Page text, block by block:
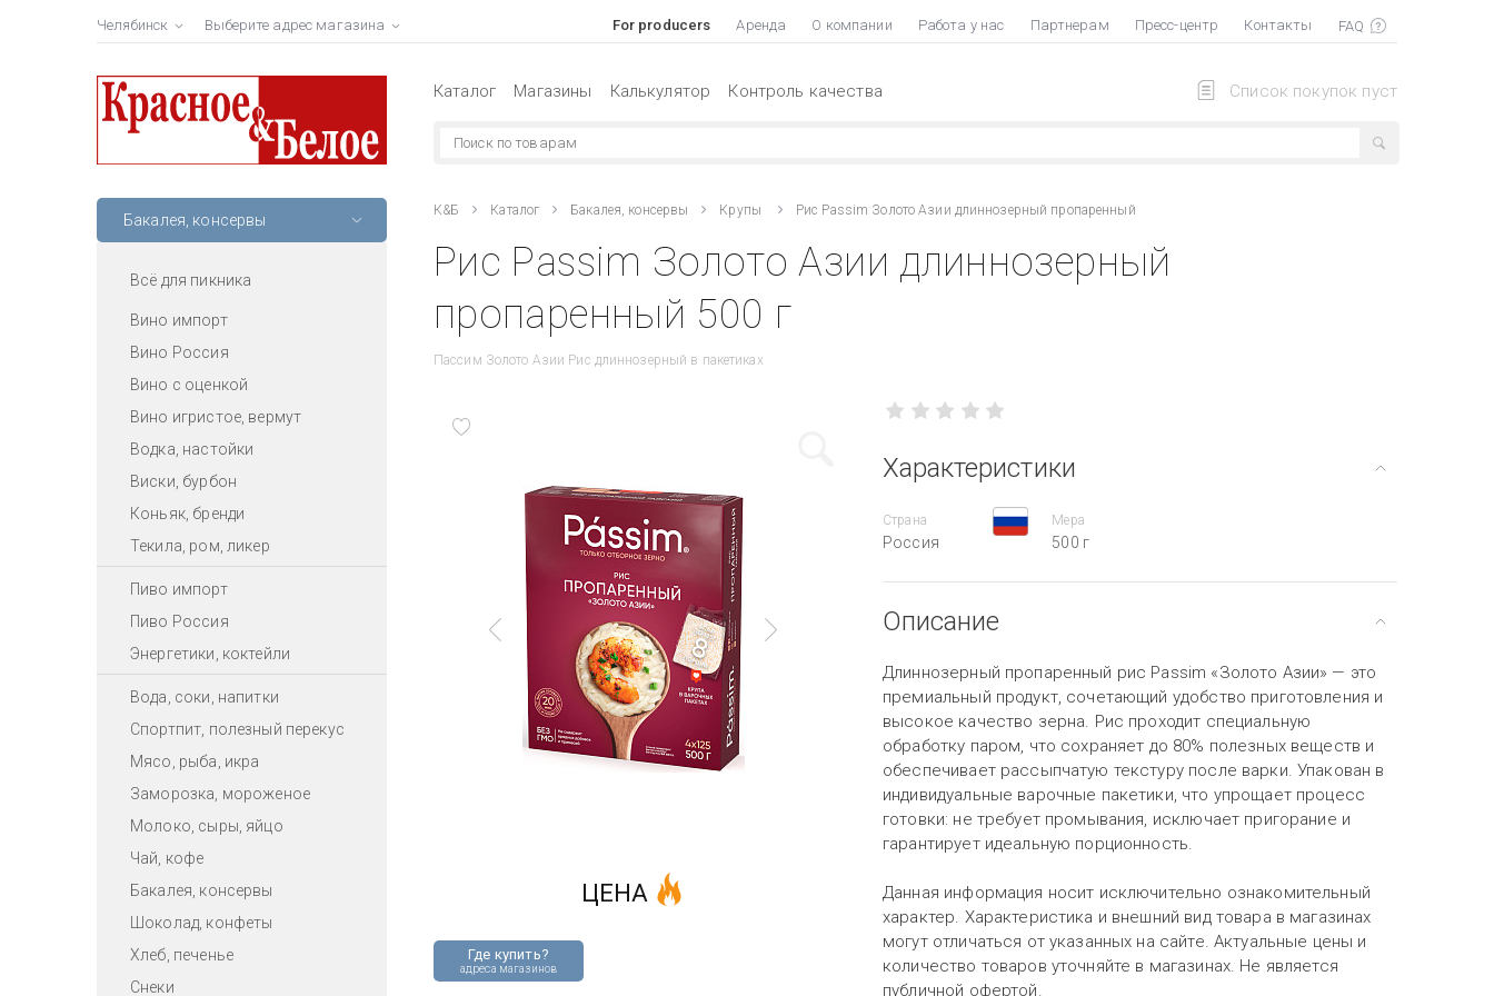
Челябинск Выберите адрес магазина For producers Аренда О компании Работа у нас Партнерам Пресс-центр Контакты
Список покупок пуст
Каталог Магазины Калькулятор Контроль качества
Бакалея, консервы
Всё для пикника
Вино импорт
Вино Россия
Вино с оценкой
Вино игристое, вермут
Водка, настойки
Виски, бурбон
Коньяк, бренди
Текила, ром, ликер
Пиво импорт
Пиво Россия
Энергетики, коктейли
Вода, соки, напитки
Спортпит, полезный перекус
Мясо, рыба, икра
Заморозка, мороженое
Молоко, сыры, яйцо
Чай, кофе
Бакалея, консервы
Шоколад, конфеты
Хлеб, печенье
Снеки
К&Б Каталог Бакалея, консервы Крупы Рис Passim Золото Азии длиннозерный пропаренный
Рис Passim Золото Азии длиннозерный
пропаренный 500 г
Пассим Золото Азии Рис длиннозерный в пакетиках
Где купить?
адреса магазинов
ЦЕНА
Характеристики
Страна
Россия
Мера
500 г
Описание
Длиннозерный пропаренный рис Passim «Золото Азии» — это
премиальный продукт, сочетающий удобство приготовления и
высокое качество зерна. Рис проходит специальную
обработку паром, что сохраняет до 80% полезных веществ и
обеспечивает рассыпчатую текстуру после варки. Упакован в
индивидуальные варочные пакетики, что упрощает процесс
готовки: не требует промывания, исключает пригорание и
гарантирует идеальную порционность.
Данная информация носит исключительно ознакомительный
характер. Характеристика и внешний вид товара в магазинах
могут отличаться от указанных на сайте. Актуальные цены и
количество товаров уточняйте в магазинах. Не является
публичной офертой.